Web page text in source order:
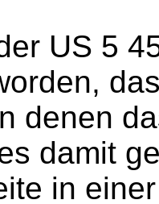
US 5
denen
damit
in